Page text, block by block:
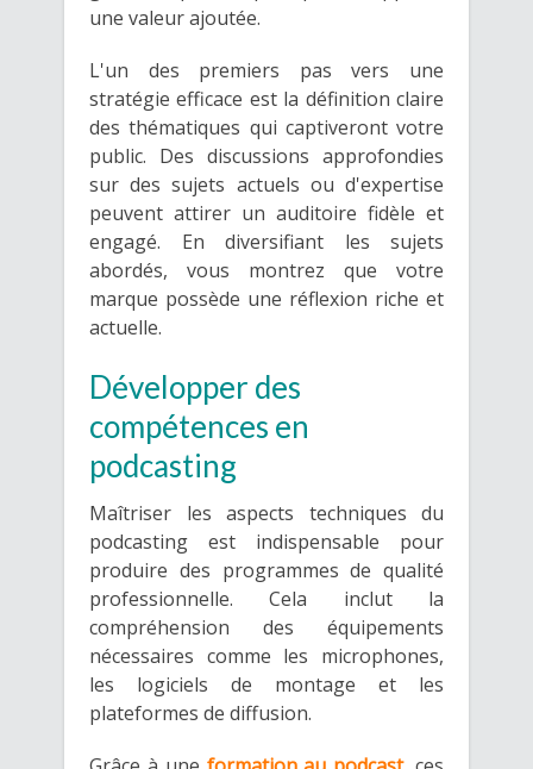
une valeur ajoutée.
L'un des premiers pas vers une
stratégie efficace est la définition claire
des thématiques qui captiveront votre
public. Des discussions approfondies
sur des sujets actuels ou d'expertise
peuvent attirer un auditoire fidèle et
engagé. En diversifiant les sujets
abordés, vous montrez que votre
marque possède une réflexion riche et
actuelle.
Développer des
compétences en
podcasting
Maîtriser les aspects techniques du
podcasting est indispensable pour
produire des programmes de qualité
professionnelle. Cela inclut la
compréhension des équipements
nécessaires comme les microphones,
les logiciels de montage et les
plateformes de diffusion.